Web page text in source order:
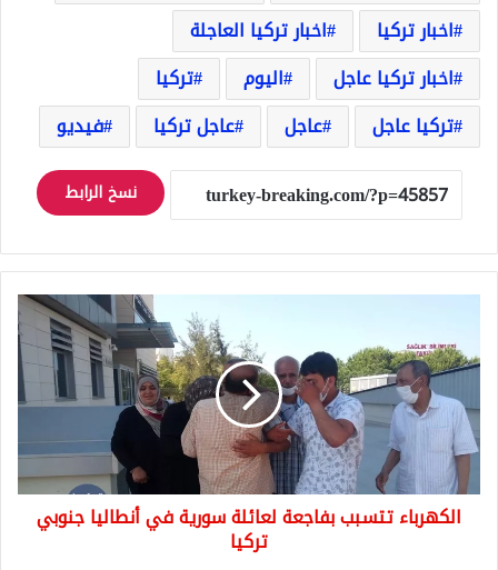
اخبار تركيا
اخبار تركيا العاجلة
اخبار تركيا عاجل
اليوم
تركيا
تركيا عاجل
عاجل عاجل تركيا فيديو
نسخ الرابط
بفاجعة
لعائلة
سورية
في
أنطاليا
جنوبي
تركيا
الكهرباء تتسبب بفاجعة لعائلة سورية في أنطاليا جنوبي
تركيا